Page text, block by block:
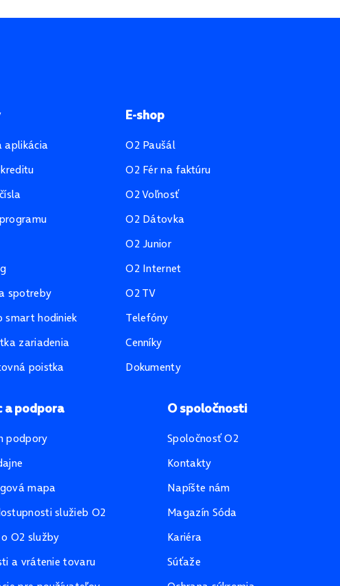
aplikácia
spotreby
smart hodiniek
zariadenia
poistka
E-shop
O2 Paušál
O2 Fér na faktúru
O2 Voľnosť
O2 Dátovka
O2 Junior
O2 Internet
O2 TV
Telefóny
Cenníky
Dokumenty
a podpora
podpory
mapa
služieb O2
O2 služby
a vrátenie tovaru
O spoločnosti
Spoločnosť O2
Kontakty
Napíšte nám
Magazín Sóda
Kariéra
Súťaže